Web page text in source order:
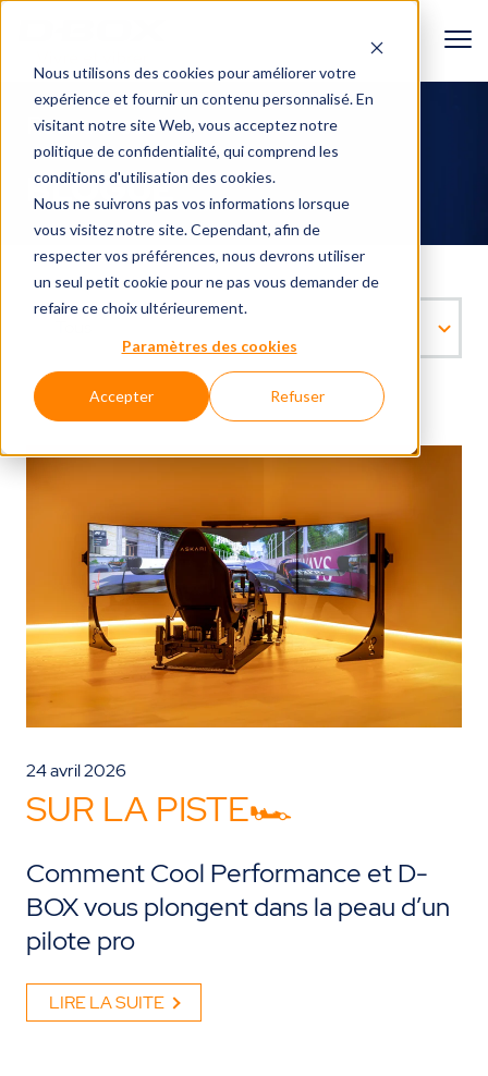
Nous utilisons des cookies pour améliorer votre
expérience et fournir un contenu personnalisé. En
visitant notre site Web, vous accepteznotre
politique de confidentialité, qui comprend les
conditions d'utilisation des cookies.
Nous ne suivrons pas vos informations lorsque
vous visitez notre site. Cependant, afin de
respecter vos préférences, nous devrons utiliser
un seul petit cookie pour ne pas vous demander de
refaire ce choix ultérieurement.
Paramètres des cookies
Accepter Refuser
Ressources
BLOGUE
24 avril 2026
SUR LA PISTE🏎️
Comment Cool Performance et D-
BOX vous plongent dans la peau d’un
pilote pro
LIRE LA SUITE